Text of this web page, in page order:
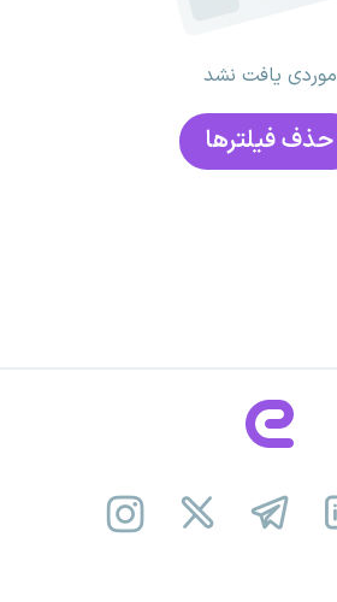
موردی یافت نشد
حذف فیلتر‌ها